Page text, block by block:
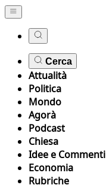
Cerca
Attualità
Politica
Mondo
Agorà
Podcast
Chiesa
Idee e Commenti
Economia
Rubriche